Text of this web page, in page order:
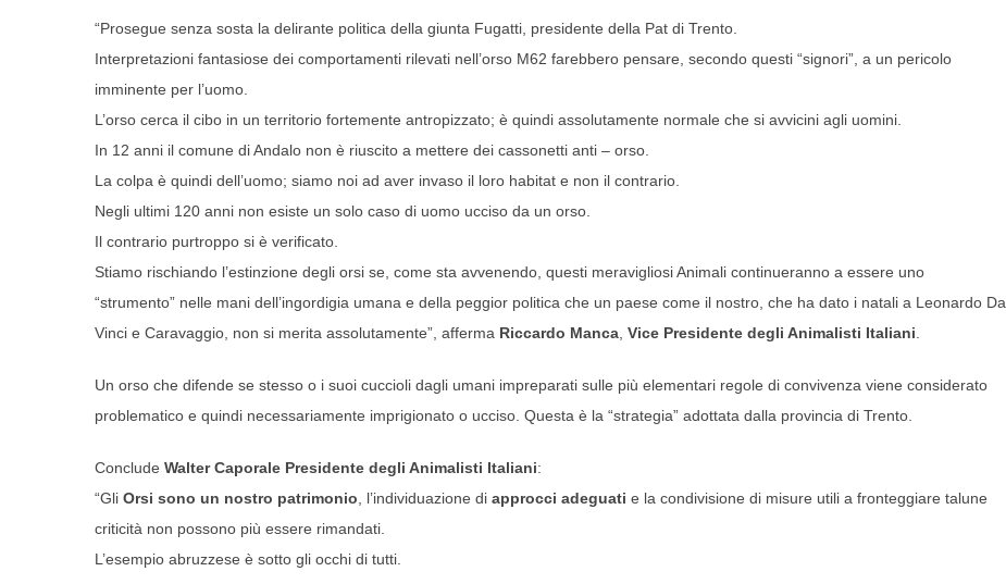
“Prosegue senza sosta la delirante politica della giunta Fugatti, presidente della Pat di Trento.
Interpretazioni fantasiose dei comportamenti rilevati nell’orso M62 farebbero pensare, secondo questi “signori”, a un pericolo
imminente per l’uomo.
L’orso cerca il cibo in un territorio fortemente antropizzato; è quindi assolutamente normale che si avvicini agli uomini.
In 12 anni il comune di Andalo non è riuscito a mettere dei cassonetti anti – orso.
La colpa è quindi dell’uomo; siamo noi ad aver invaso il loro habitat e non il contrario.
Negli ultimi 120 anni non esiste un solo caso di uomo ucciso da un orso.
Il contrario purtroppo si è verificato.
Stiamo rischiando l’estinzione degli orsi se, come sta avvenendo, questi meravigliosi Animali continueranno a essere uno
“strumento” nelle mani dell’ingordigia umana e della peggior politica che un paese come il nostro, che ha dato i natali a Leonardo Da
Vinci e Caravaggio, non si merita assolutamente”, afferma Riccardo Manca Vice Presidente degli Animalisti Italiani
Un orso che difende se stesso o i suoi cuccioli dagli umani impreparati sulle più elementari regole di convivenza viene considerato
problematico e quindi necessariamente imprigionato o ucciso. Questa è la “strategia” adottata dalla provincia di Trento.
Conclude Walter Caporale Presidente degli Animalisti Italiani:
“Gli Orsi sono un nostro patrimonio , l’individuazione di approcci adeguati e la condivisione di misure utili a fronteggiare talune
criticità non possono più essere rimandati.
L’esempio abruzzese è sotto gli occhi di tutti.